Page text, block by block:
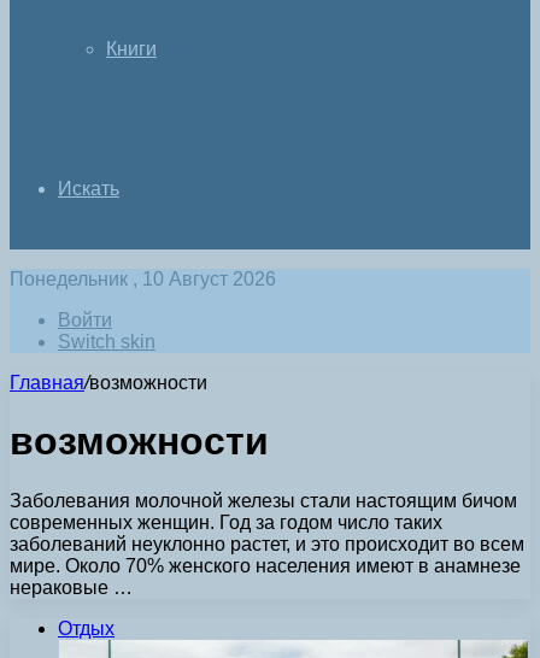
Книги
Искать
Понедельник , 10 Август 2026
Войти
Switch skin
Главная/возможности
возможности
Заболевания молочной железы стали настоящим бичом
современных женщин. Год за годом число таких
заболеваний неуклонно растет, и это происходит во всем
мире. Около 70% женского населения имеют в анамнезе
нераковые …
Отдых